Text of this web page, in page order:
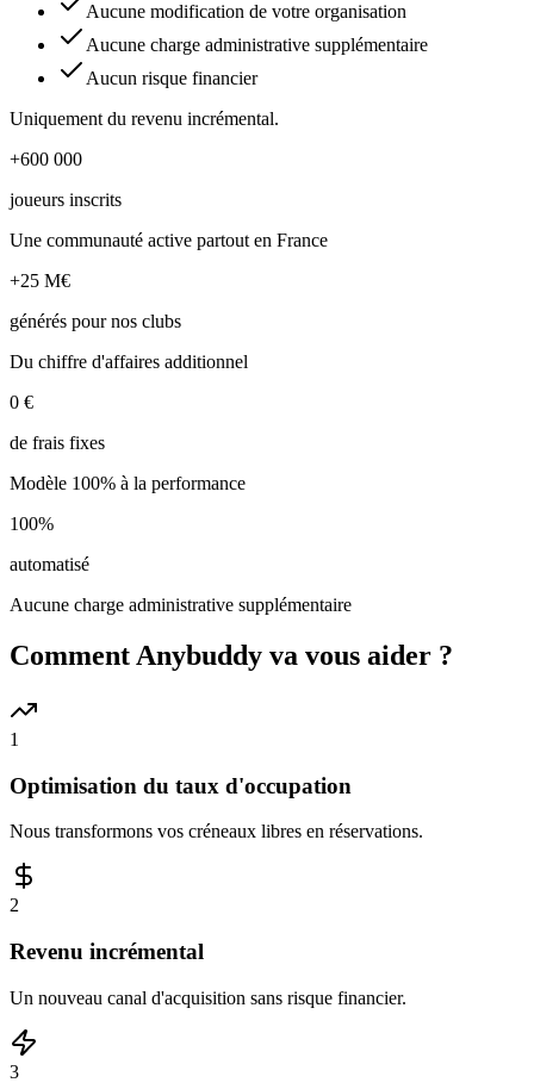
Aucune modification de votre organisation
Aucune charge administrative supplémentaire
Aucun risque financier
Uniquement du revenu incrémental.
+600 000
joueurs inscrits
Une communauté active partout en France
+25 M€
générés pour nos clubs
Du chiffre d'affaires additionnel
0 €
de frais fixes
Modèle 100% à la performance
100%
automatisé
Aucune charge administrative supplémentaire
Comment Anybuddy va vous aider ?
1
Optimisation du taux d'occupation
Nous transformons vos créneaux libres en réservations.
2
Revenu incrémental
Un nouveau canal d'acquisition sans risque financier.
3